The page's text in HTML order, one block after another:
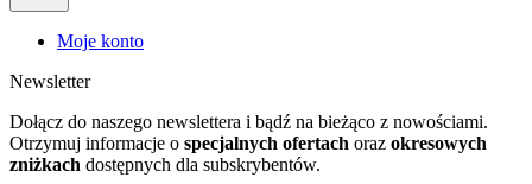
Moje konto
Newsletter
Dołącz do naszego newslettera i bądź na bieżąco z nowościami.
Otrzymuj informacje o specjalnych ofertach oraz okresowych
zniżkach dostępnych dla subskrybentów.